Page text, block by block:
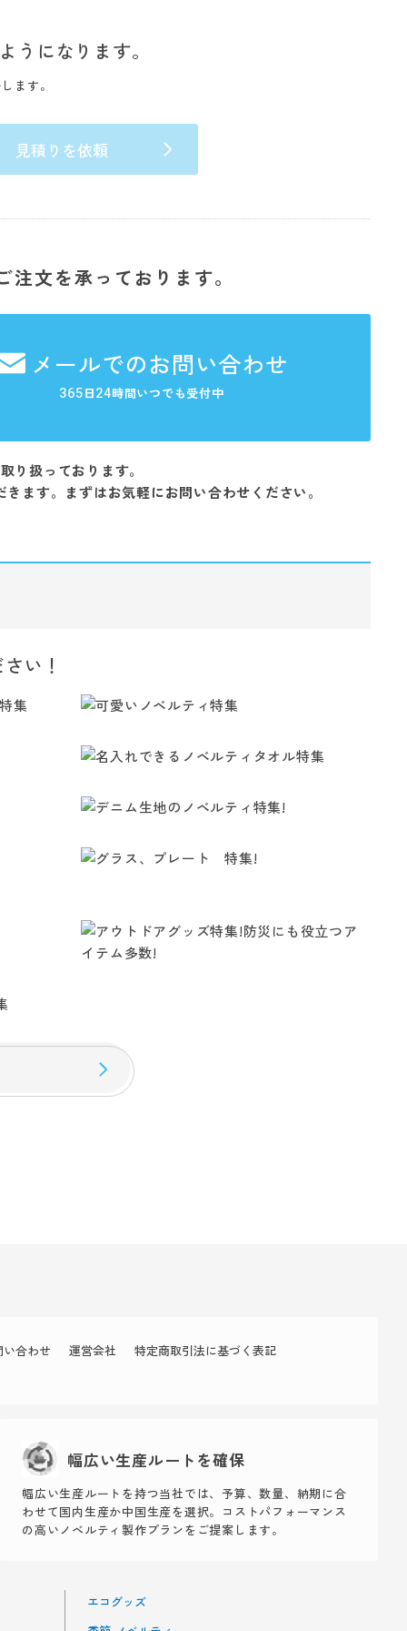
うになります。
ます。
見積りを依頼
文を承っております。
メールでのお問い合わせ
365日24時間いつでも受付中
り扱っております。
ます。まずはお気軽にお問い合わせください。
い！
い合わせ 運営会社
特定商取引法に基づく表記
幅広い生産ルートを確保
幅広い生産ルートを持つ当社では、予算、数量、納期に合
わせて国内生産か中国生産を選択。コストパフォーマンス
の高いノベルティ製作プランをご提案します。
エコグッズ